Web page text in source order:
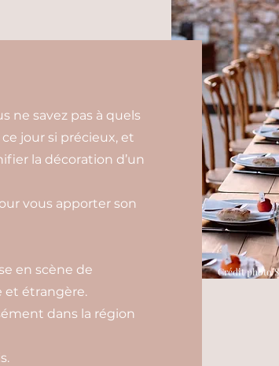
ne savez pas à quels
jour si précieux, et
la décoration d’un
vous apporter son
en scène de
et étrangère.
dans la région
Crédit photo